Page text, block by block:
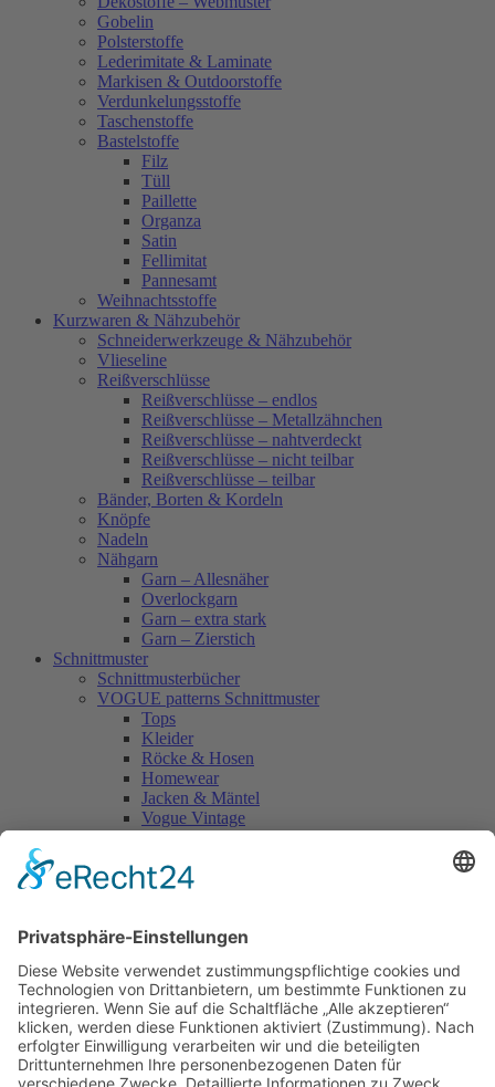
Gobelin
Polsterstoffe
Lederimitate & Laminate
Markisen & Outdoorstoffe
Verdunkelungsstoffe
Taschenstoffe
Bastelstoffe
Filz
Tüll
Paillette
Organza
Satin
Fellimitat
Pannesamt
Weihnachtsstoffe
Kurzwaren & Nähzubehör
Schneiderwerkzeuge & Nähzubehör
Vlieseline
Reißverschlüsse
Reißverschlüsse – endlos
Reißverschlüsse – Metallzähnchen
Reißverschlüsse – nahtverdeckt
Reißverschlüsse – nicht teilbar
Reißverschlüsse – teilbar
Bänder, Borten & Kordeln
Knöpfe
Nadeln
Nähgarn
Garn – Allesnäher
Overlockgarn
Garn – extra stark
Garn – Zierstich
Schnittmuster
Schnittmusterbücher
VOGUE patterns Schnittmuster
Tops
Kleider
Röcke & Hosen
Homewear
Jacken & Mäntel
Vogue Vintage
Accessoires
Kleider
Homewear
Jacken & Mäntel
Curvy
Herren
Kids
Burda Fantasy